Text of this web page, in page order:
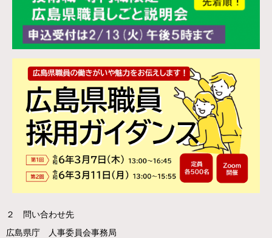
２ 問い合わせ先
広島県庁 人事委員会事務局